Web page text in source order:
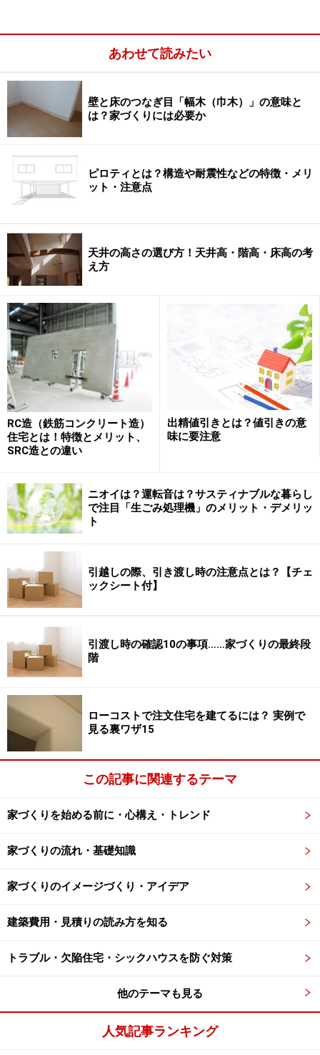
まず知っておきたい、予算オーバーしやす
い手順とは？
多くの場合やってしまう手順は、まず大枠の予算を考
え、土地を探し、その次に土地に合う間取りを考え、最
後にトータルの予算を確定させる、というものです。例
えば、大枠の予算が4000万円だったとします。「自分た
ちが欲しい家は、広告や雑誌を見たら大体2000万円に届
かないぐらいなので、土地代に2000万円ぐらいは出せそ
うだ」と、判断し2000万円近くの土地を探します。
「家の予算に少し余裕を持たせたつもりだから、どうに
か土地代に200万円まわせそう」と意を決して土地を契
約。その後、間取りづくりにかかり、工事見積書を工務
店やハウスメーカーなどに作ってもらいます。その結
果、家の関係にかかる総額は、約2300万円。内訳は、建
物本体価格1900万円、その他諸経費に400万円。土地代
と合わせると4500万円になり、当初の予算に比べて500
万円のオーバーとなったのです。
なぜ、予算オーバーしやすいのか？
なぜ、こういう事が起こるのでしょうか？大きな原因の
一つは、「その他諸経費で別途400万円程度かかること
を知らなかった」ということです。諸経費の内訳には、
建物本体価格に入らない、カーテン工事、照明器具工
事、庭やカーポートなどの外構工事、道路に排水などを
つなぐための屋外設備工事、地盤の状況によっては地盤
補強工事などがあります。それ以外にも、火災保険、つ
なぎ融資のための金利、土地、建物の登記費用、引っ越
は、別途設計料も項目として出てきます。
く、その他諸経費がこれくらいかかるという事を知らな
いまま、トータル予算から建物本体価格の予算を引いた
金額で土地探しをしてしまうことが、予算オーバーにつ
ながっていたのです。
あわせて読みたい
壁と床のつなぎ目「幅木（巾木）」の意味と
は？家づくりには必要か
ピロティとは？構造や耐震性などの特徴・メリ
ット・注意点
天井の高さの選び方！天井高・階高・床高の考
え方
RC造（鉄筋コンクリート造）
住宅とは！特徴とメリット、
SRC造との違い
出精値引きとは？値引きの意
味に要注意
ニオイは？運転音は？サスティナブルな暮らし
で注目「生ごみ処理機」のメリット・デメリッ
ト
引越しの際、引き渡し時の注意点とは？【チェ
ックシート付】
引渡し時の確認10の事項……家づくりの最終段
階
ローコストで注文住宅を建てるには？ 実例で
見る裏ワザ15
この記事に関連するテーマ
家づくりを始める前に・心構え・トレンド
家づくりの流れ・基礎知識
家づくりのイメージづくり・アイデア
建築費用・見積りの読み方を知る
トラブル・欠陥住宅・シックハウスを防ぐ対策
他のテーマも見る
人気記事ランキング